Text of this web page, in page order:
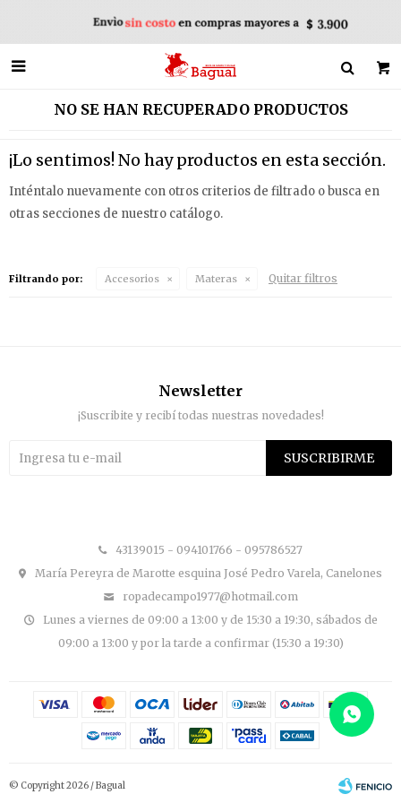

NO SE HAN RECUPERADO PRODUCTOS
¡Lo sentimos! No hay productos en esta sección.
Inténtalo nuevamente con otros criterios de filtrado o busca en
otras secciones de nuestro catálogo.
Filtrando por: Accesorios Materas Quitar filtros
43139015 - 094101766 - 095786527
María Pereyra de Marotte esquina José Pedro Varela, Canelones
ropadecampo1977@hotmail.com
Lunes a viernes de 09:00 a 13:00 y de 15:30 a 19:30, sábados de
09:00 a 13:00 y por la tarde a confirmar (15:30 a 19:30)
Newsletter
¡Suscribite y recibí todas nuestras novedades!
SUSCRIBIRME
© Copyright 2026 / Bagual